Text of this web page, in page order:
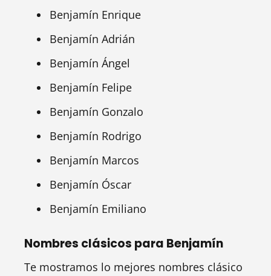
Benjamín Enrique
Benjamín Adrián
Benjamín Ángel
Benjamín Felipe
Benjamín Gonzalo
Benjamín Rodrigo
Benjamín Marcos
Benjamín Óscar
Benjamín Emiliano
Nombres clásicos para Benjamín
Te mostramos lo mejores nombres clásico